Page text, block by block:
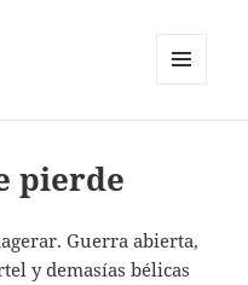
pierde
Guerra abierta,
y demasías bélicas